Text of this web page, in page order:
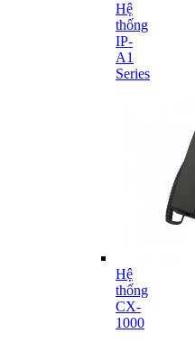
Hệ
thống
IP-
A1
Series
Hệ
thống
CX-
1000